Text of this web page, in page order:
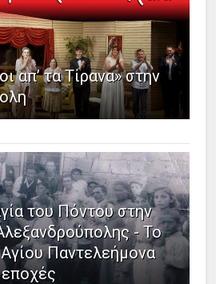
απ’ τα Τίρανα» στην
του Πόντου στην
- Το
Παντελεήμονα